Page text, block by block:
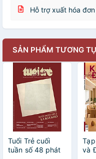
Hỗ trợ xuất hóa
SẢN PHẨM TƯƠNG
Tuổi Trẻ cuối
tuần số 48 phát
và